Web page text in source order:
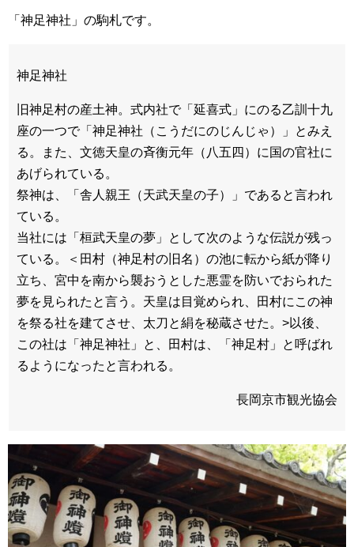
「神足神社」の駒札です。
神足神社
旧神足村の産土神。式内社で「延喜式」にのる乙訓十九
座の一つで「神足神社（こうだにのじんじゃ）」とみえ
る。また、文徳天皇の斉衡元年（八五四）に国の官社に
あげられている。
祭神は、「舎人親王（天武天皇の子）」であると言われ
ている。
当社には「桓武天皇の夢」として次のような伝説が残っ
ている。＜田村（神足村の旧名）の池に転から紙が降り
立ち、宮中を南から襲おうとした悪霊を防いでおられた
夢を見られたと言う。天皇は目覚められ、田村にこの神
を祭る社を建てさせ、太刀と絹を秘蔵させた。>以後、
この社は「神足神社」と、田村は、「神足村」と呼ばれ
るようになったと言われる。
長岡京市観光協会